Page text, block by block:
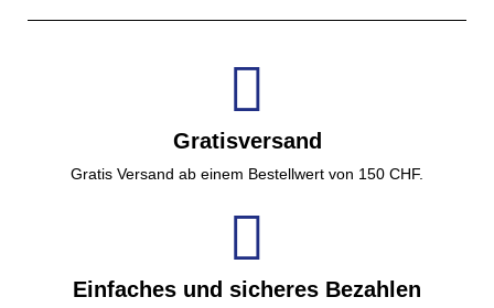
Gratisversand
Gratis Versand ab einem Bestellwert von 150 CHF.
Einfaches und sicheres Bezahlen